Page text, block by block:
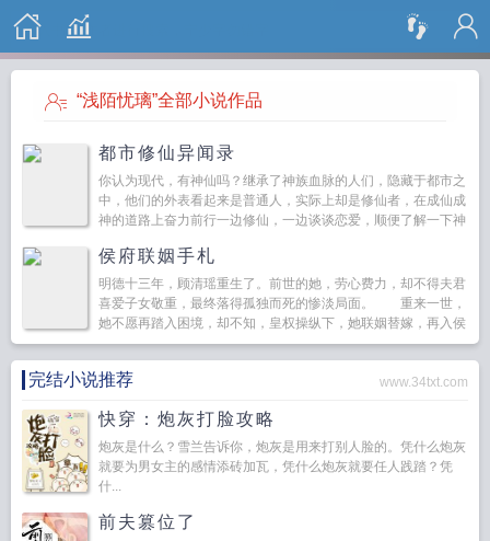
搜 索
“浅陌忧璃”全部小说作品
都市修仙异闻录
你认为现代，有神仙吗？继承了神族血脉的人们，隐藏于都市之
中，他们的外表看起来是普通人，实际上却是修仙者，在成仙成
神的道路上奋力前行一边修仙，一边谈谈恋爱，顺便了解一下神
侯府联姻手札
明德十三年，顾清瑶重生了。前世的她，劳心费力，却不得夫君
喜爱子女敬重，最终落得孤独而死的惨淡局面。 重来一世，
她不愿再踏入困境，却不知，皇权操纵下，她联姻替嫁，再入侯
门，被迫嫁给病弱世子。 只是，这个…...
完结小说推荐 www.34txt.com
快穿：炮灰打脸攻略
炮灰是什么？雪兰告诉你，炮灰是用来打别人脸的。凭什么炮灰
就要为男女主的感情添砖加瓦，凭什么炮灰就要任人践踏？凭
什...
前夫篡位了